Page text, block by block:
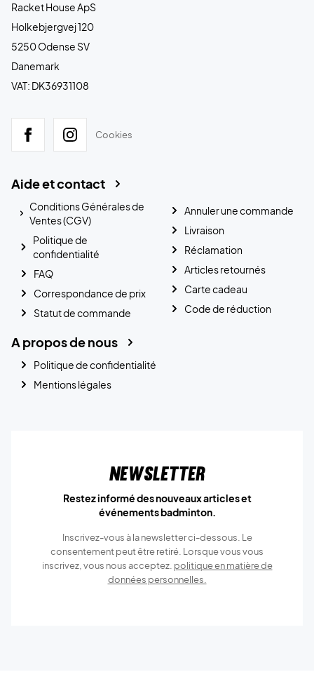
Racket House ApS
Holkebjergvej 120
5250 Odense SV
Danemark
VAT: DK36931108
Cookies
Aide et contact
Conditions Générales de
Ventes (CGV)
Politique de
confidentialité
FAQ
Correspondance de prix
Statut de commande
Annuler une commande
Livraison
Réclamation
Articles retournés
Carte cadeau
Code de réduction
A propos de nous
Politique de confidentialité
Mentions légales
Newsletter
Restez informé des nouveaux articles et
événements badminton.
Inscrivez-vous à la newsletter ci-dessous. Le
consentement peut être retiré. Lorsque vous vous
inscrivez, vous nous acceptez. politique en matière de
données personnelles.